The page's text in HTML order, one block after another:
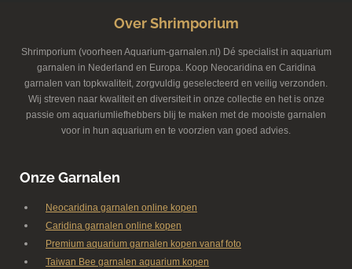
Over Shrimporium
Shrimporium (voorheen Aquarium-garnalen.nl) Dé specialist in aquarium
garnalen in Nederland en Europa. Koop Neocaridina en Caridina
garnalen van topkwaliteit, zorgvuldig geselecteerd en veilig verzonden.
Wij streven naar kwaliteit en diversiteit in onze collectie en het is onze
passie om aquariumliefhebbers blij te maken met de mooiste garnalen
voor in hun aquarium en te voorzien van goed advies.
Onze Garnalen
Neocaridina garnalen online kopen
Caridina garnalen online kopen
Premium aquarium garnalen kopen vanaf foto
Taiwan Bee garnalen aquarium kopen